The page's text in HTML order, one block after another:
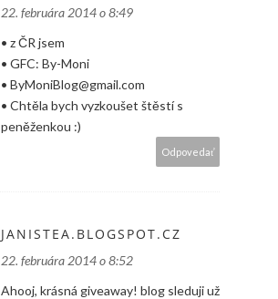
22. februára 2014 o 8:49
• z ČR jsem
• GFC: By-Moni
• ByMoniBlog@gmail.com
• Chtěla bych vyzkoušet štěstí s
peněženkou :)
Odpovedať
JANISTEA.BLOGSPOT.CZ
22. februára 2014 o 8:52
Ahooj, krásná giveaway! blog sleduji už